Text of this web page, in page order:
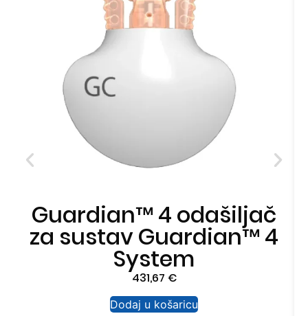
Guardian™ 4 odašiljač
za sustav Guardian™ 4
System
431,67 €
Dodaj u košaricu